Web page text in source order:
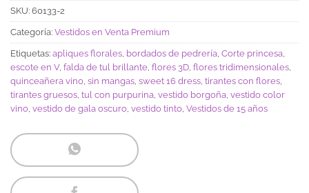
SKU: 60133-2
Categoría: Vestidos en Venta Premium
Etiquetas: apliques florales bordados de pedrería Corte princesa
escote en V, falda de tul brillante flores 3D flores tridimensionales
quinceañera vino sin mangas sweet 16 dress tirantes con flores
tirantes gruesos tul con purpurina vestido borgoña vestido color
vino vestido de gala oscuro vestido tinto Vestidos de 15 años